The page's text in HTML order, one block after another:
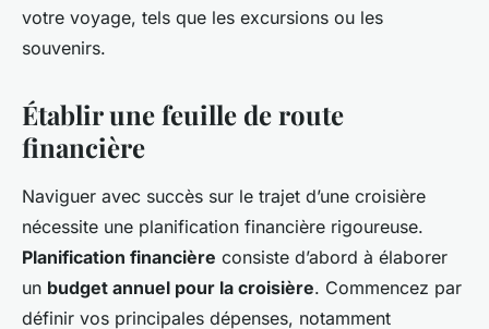
votre voyage, tels que les excursions ou les
souvenirs.
Établir une feuille de route
financière
Naviguer avec succès sur le trajet d’une croisière
nécessite une planification financière rigoureuse.
Planification financière consiste d’abord à élaborer
un budget annuel pour la croisière. Commencez par
définir vos principales dépenses, notamment